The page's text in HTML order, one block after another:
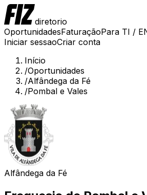
diretorio
OportunidadesFaturaçãoPara TI /
Iniciar sessaoCriar conta
Início
/Oportunidades
/Alfândega da Fé
/Pombal e Vales
Alfândega da Fé